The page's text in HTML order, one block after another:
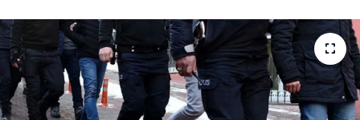
MAGAZİN
SAĞLIK
EĞİTİM
Haber Arşivi